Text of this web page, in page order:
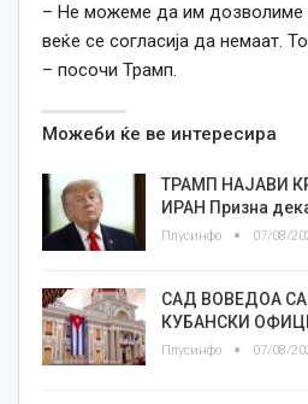
– Не можеме да им дозволиме
веќе се согласија да немаат.
– посочи Трамп.
Можеби ќе ве интересира
ТРАМП НАЈАВИ
ИРАН Призна
Плусинфо 07/08/
САД ВОВЕДОА
КУБАНСКИ
Плусинфо 07/08/